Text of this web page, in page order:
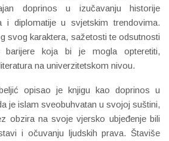
doprinos u izučavanju historije
i diplomatije u svjetskim trendovima.
svog karaktera, sažetosti te odsutnosti
barijere koja bi je mogla opteretiti,
na univerzitetskom nivou.
opisao je knjigu kao doprinos u
je islam sveobuhvatan u svojoj suštini,
obzira na svoje vjersko ubjeđenje bili
i očuvanju ljudskih prava. Štaviše